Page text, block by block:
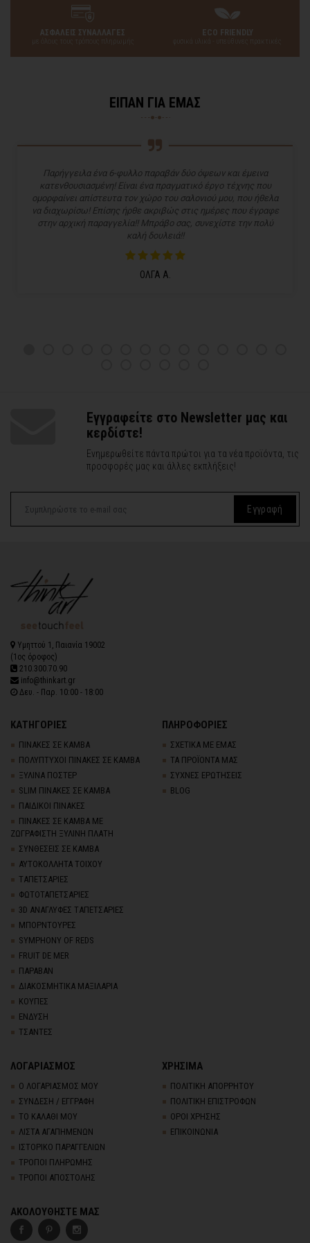
ΑΣΦΑΛΕΙΣ ΣΥΝΑΛΛΑΓΕΣ
με όλους τους τρόπους πληρωμής
ECO FRIENDLY
φυσικά υλικά - υπεύθυνες πρακτικές
ΕΙΠΑΝ ΓΙΑ ΕΜΑΣ
Παρήγγειλα ένα 6-φυλλο παραβάν δύο όψεων και έμεινα
κατενθουσιασμένη! Είναι ένα πραγματικό έργο τέχνης που
ομορφαίνει απίστευτα τον χώρο του σαλονιού μου, που ήθελα
να διαχωρίσω! Επίσης ήρθε ακριβώς στις ημέρες που έγραφε
στην αρχική παραγγελία!! Μπράβο σας, συνεχίστε την πολύ
καλή δουλειά!!
ΟΛΓΑ Α.
Εγγραφείτε στο Newsletter μας και
κερδίστε!
Ενημερωθείτε πάντα πρώτοι για τα νέα προϊόντα, τις
προσφορές μας και άλλες εκπλήξεις!
Εγγραφή
Υμηττού 1, Παιανία 19002
(1ος όροφος)
210.300.70.90
info@thinkart.gr
Δευ. - Παρ. 10:00 - 18:00
ΚΑΤΗΓΟΡΙΕΣ
ΠΙΝΑΚΕΣ ΣΕ ΚΑΜΒΑ
ΠΟΛΥΠΤΥΧΟΙ ΠΙΝΑΚΕΣ ΣΕ ΚΑΜΒΑ
ΞΥΛΙΝΑ ΠΟΣΤΕΡ
SLIM ΠΙΝΑΚΕΣ ΣΕ ΚΑΜΒΑ
ΠΑΙΔΙΚΟΙ ΠΙΝΑΚΕΣ
ΠΙΝΑΚΕΣ ΣΕ ΚΑΜΒΑ ΜΕ
ΖΩΓΡΑΦΙΣΤΗ ΞΥΛΙΝΗ ΠΛΑΤΗ
ΣΥΝΘΕΣΕΙΣ ΣΕ ΚΑΜΒΑ
ΑΥΤΟΚΟΛΛΗΤΑ ΤΟΙΧΟΥ
TΑΠΕΤΣΑΡΙΕΣ
ΦΩΤΟΤΑΠΕΤΣΑΡΙΕΣ
3D AΝΑΓΛΥΦΕΣ TΑΠΕΤΣΑΡΙΕΣ
ΜΠΟΡΝΤΟΥΡΕΣ
SYMPHONY OF REDS
FRUIT DE MER
ΠΑΡΑΒΑΝ
ΔΙΑΚΟΣΜΗΤΙΚΑ ΜΑΞΙΛΑΡΙΑ
ΚΟΥΠΕΣ
ΕΝΔΥΣΗ
ΤΣΑΝΤΕΣ
ΠΛΗΡΟΦΟΡΙΕΣ
ΣΧΕΤΙΚΑ ΜΕ ΕΜΑΣ
ΤΑ ΠΡΟΪΟΝΤΑ ΜΑΣ
ΣΥΧΝΕΣ ΕΡΩΤΗΣΕΙΣ
BLOG
ΛΟΓΑΡΙΑΣΜΟΣ
Ο ΛΟΓΑΡΙΑΣΜΟΣ ΜΟΥ
ΣΥΝΔΕΣΗ / ΕΓΓΡΑΦΗ
ΤΟ ΚΑΛΑΘΙ ΜΟΥ
ΛΙΣΤΑ ΑΓΑΠΗΜΕΝΩΝ
ΙΣΤΟΡΙΚΟ ΠΑΡΑΓΓΕΛΙΩΝ
ΤΡΟΠΟΙ ΠΛΗΡΩΜΗΣ
ΤΡΟΠΟΙ ΑΠΟΣΤΟΛΗΣ
ΧΡΗΣΙΜΑ
ΠΟΛΙΤΙΚΗ ΑΠΟΡΡΗΤΟΥ
ΠΟΛΙΤΙΚΗ ΕΠΙΣΤΡΟΦΩΝ
ΟΡΟΙ ΧΡΗΣΗΣ
ΕΠΙΚΟΙΝΩΝΙΑ
ΑΚΟΛΟΥΘΗΣΤΕ ΜΑΣ